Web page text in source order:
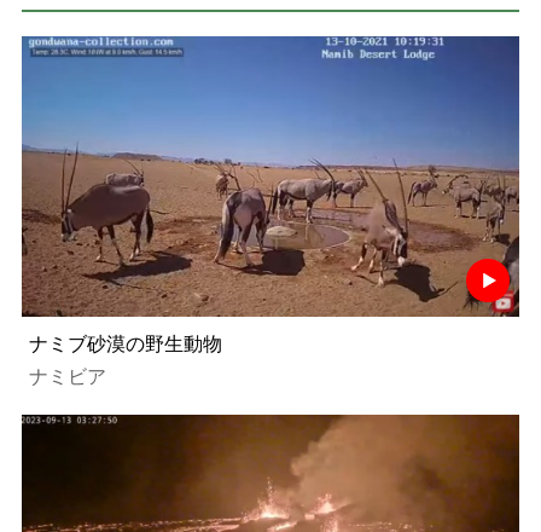
ナミブ砂漠の野生動物
ナミビア